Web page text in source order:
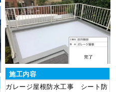
施工内容
ガレージ屋根防水工事 シート防